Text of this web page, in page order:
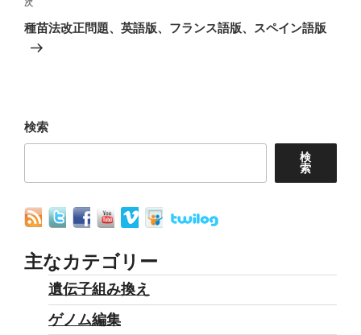
ビ
ゲ
ー
ン
次
の
次
種苗法改正問題、英語版、フランス語版、スペイン語版
検索
検
索
主なカテゴリー
遺伝子組み換え
ゲノム編集